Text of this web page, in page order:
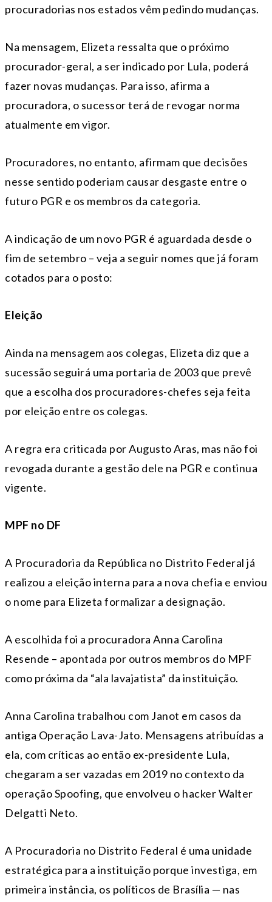
procuradorias nos estados vêm pedindo mudanças.
Na mensagem, Elizeta ressalta que o próximo
procurador-geral, a ser indicado por Lula, poderá
fazer novas mudanças. Para isso, afirma a
procuradora, o sucessor terá de revogar norma
atualmente em vigor.
Procuradores, no entanto, afirmam que decisões
nesse sentido poderiam causar desgaste entre o
futuro PGR e os membros da categoria.
A indicação de um novo PGR é aguardada desde o
fim de setembro – veja a seguir nomes que já foram
cotados para o posto:
Eleição
Ainda na mensagem aos colegas, Elizeta diz que a
sucessão seguirá uma portaria de 2003 que prevê
que a escolha dos procuradores-chefes seja feita
por eleição entre os colegas.
A regra era criticada por Augusto Aras, mas não foi
revogada durante a gestão dele na PGR e continua
vigente.
MPF no DF
A Procuradoria da República no Distrito Federal já
realizou a eleição interna para a nova chefia e enviou
o nome para Elizeta formalizar a designação.
A escolhida foi a procuradora Anna Carolina
Resende – apontada por outros membros do MPF
como próxima da “ala lavajatista” da instituição.
Anna Carolina trabalhou com Janot em casos da
antiga Operação Lava-Jato. Mensagens atribuídas a
ela, com críticas ao então ex-presidente Lula,
chegaram a ser vazadas em 2019 no contexto da
operação Spoofing, que envolveu o hacker Walter
Delgatti Neto.
A Procuradoria no Distrito Federal é uma unidade
estratégica para a instituição porque investiga, em
primeira instância, os políticos de Brasília — nas